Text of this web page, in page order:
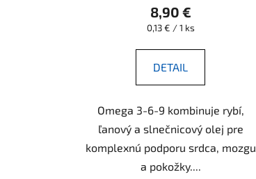
8,90 €
Jednotková
0,13 € / 1 ks
DETAIL
Omega 3-6-9 kombinuje rybí,
ľanový a slnečnicový olej pre
komplexnú podporu srdca, mozgu
a pokožky....